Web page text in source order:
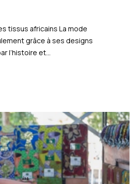
tissus africains La mode
grâce à ses designs
l’histoire et...